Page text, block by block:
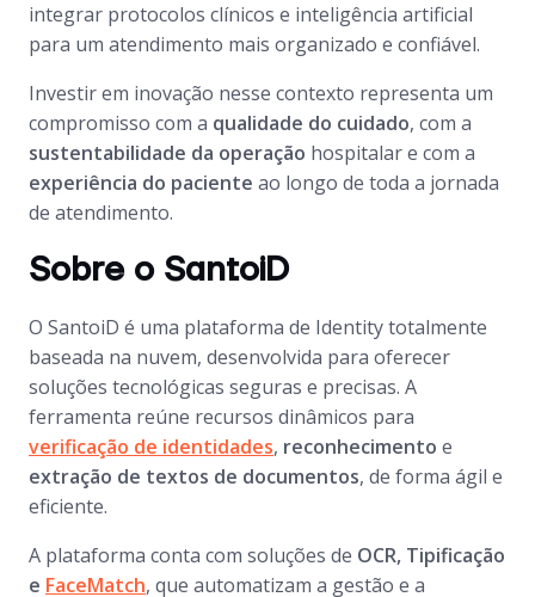
integrar protocolos clínicos e inteligência artificial
para um atendimento mais organizado e confiável.
Investir em inovação nesse contexto representa um
compromisso com a qualidade do cuidado, com a
sustentabilidade da operação hospitalar e com a
experiência do paciente ao longo de toda a jornada
de atendimento.
Sobre o SantoiD
O SantoiD é uma plataforma de Identity totalmente
baseada na nuvem, desenvolvida para oferecer
soluções tecnológicas seguras e precisas. A
ferramenta reúne recursos dinâmicos para
verificação de identidades, reconhecimento e
extração de textos de documentos, de forma ágil e
eficiente.
A plataforma conta com soluções de OCR, Tipificação
e FaceMatch, que automatizam a gestão e a